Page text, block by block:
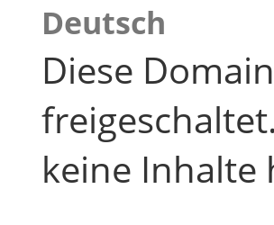
Deutsch
Diese
keine Inhalte